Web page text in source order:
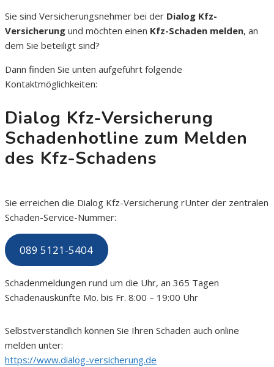
Sie sind Versicherungsnehmer bei der Dialog Kfz-
Versicherung und möchten einen Kfz-Schaden melden, an
dem Sie beteiligt sind?
Dann finden Sie unten aufgeführt folgende
Kontaktmöglichkeiten:
Dialog Kfz-Versicherung
Schadenhotline zum Melden
des Kfz-Schadens
Sie erreichen die Dialog Kfz-Versicherung rUnter der zentralen
Schaden-Service-Nummer:
089 5121-5404
Schadenmeldungen rund um die Uhr, an 365 Tagen
Schadenauskünfte Mo. bis Fr. 8:00 – 19:00 Uhr
Selbstverständlich können Sie Ihren Schaden auch online
melden unter:
https://www.dialog-versicherung.de